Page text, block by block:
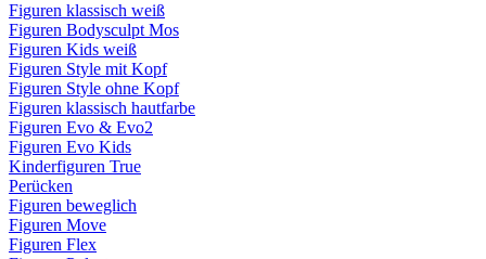
Figuren klassisch weiß
Figuren Bodysculpt Mos
Figuren Kids weiß
Figuren Style mit Kopf
Figuren Style ohne Kopf
Figuren klassisch hautfarbe
Figuren Evo & Evo2
Figuren Evo Kids
Kinderfiguren True
Perücken
Figuren beweglich
Figuren Move
Figuren Flex